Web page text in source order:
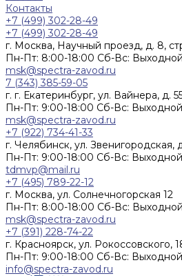
Контакты
+7 (499) 302-28-49
+7 (499) 302-28-49
г. Москва, Научный проезд, д. 8,
Пн-Пт: 8:00-18:00 Cб-Вс: Выходной
msk@spectra-zavod.ru
7 (343) 385-59-05
г. г. Екатеринбург, ул. Вайнера, д.
Пн-Пт: 9:00-18:00 Cб-Вс: Выходной
msk@spectra-zavod.ru
+7 (922) 734-41-33
г. Челябинск, ул.
Пн-Пт: 9:00-18:00 Cб-Вс: Выходной
tdmvp@mail.ru
+7 (495) 789-22-12
г. Москва, ул. Солнечногорская 12
Пн-Пт: 8:00-18:00 Cб-Вс: Выходной
msk@spectra-zavod.ru
+7 (391) 228-74-22
г. Красноярск, ул. Рокоссовского,
Пн-Пт: 9:00-18:00 Cб-Вс: Выходной
info@spectra-zavod.ru